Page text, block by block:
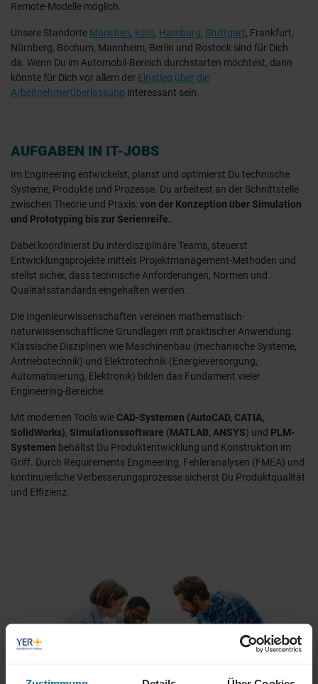
Remote-Modelle möglich.
Unsere Standorte München, Köln, Hamburg, Stuttgart, Frankfurt,
Nürnberg, Bochum, Mannheim, Berlin und Rostock sind für Dich
da. Wenn Du im Automobil-Bereich durchstarten möchtest, dann
könnte für Dich vor allem der Einstieg über die
Arbeitnehmerüberlassung interessant sein.
AUFGABEN IN IT-JOBS
Im Engineering entwickelst, planst und optimierst Du technische
Systeme, Produkte und Prozesse. Du arbeitest an der Schnittstelle
zwischen Theorie und Praxis: von der Konzeption über Simulation
und Prototyping bis zur Serienreife.
Dabei koordinierst Du interdisziplinäre Teams, steuerst
Entwicklungsprojekte mittels Projektmanagement-Methoden und
stellst sicher, dass technische Anforderungen, Normen und
Qualitätsstandards eingehalten werden.
Die Ingenieurwissenschaften vereinen mathematisch-
naturwissenschaftliche Grundlagen mit praktischer Anwendung.
Klassische Disziplinen wie Maschinenbau (mechanische Systeme,
Antriebstechnik) und Elektrotechnik (Energieversorgung,
Automatisierung, Elektronik) bilden das Fundament vieler
Engineering-Bereiche.
Mit modernen Tools wie CAD-Systemen (AutoCAD, CATIA,
SolidWorks), Simulationssoftware (MATLAB, ANSYS) und PLM-
Systemen behältst Du Produktentwicklung und Konstruktion im
Griff. Durch Requirements Engineering, Fehleranalysen (FMEA) und
kontinuierliche Verbesserungsprozesse sicherst Du Produktqualität
und Effizienz.